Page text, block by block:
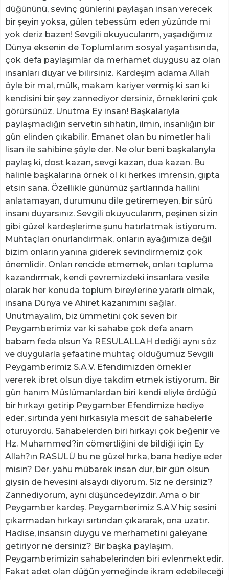
düğününü, sevinç günlerini paylaşan insan verecek
bir şeyin yoksa, gülen tebessüm eden yüzünde mi
yok deriz bazen! Sevgili okuyucularım, yaşadığımız
Dünya eksenin de Toplumlarım sosyal yaşantısında,
çok defa paylaşımlar da merhamet duygusu az olan
insanları duyar ve bilirsiniz. Kardeşim adama Allah
öyle bir mal, mülk, makam kariyer vermiş ki san ki
kendisini bir şey zannediyor dersiniz, örneklerini çok
görürsünüz. Unutma Ey insan! Başkalarıyla
paylaşmadığın servetin sıhhatin, ilmin, insanlığın bir
gün elinden çıkabilir. Emanet olan bu nimetler hali
lisan ile sahibine şöyle der. Ne olur beni başkalarıyla
paylaş ki, dost kazan, sevgi kazan, dua kazan. Bu
halinle başkalarına örnek ol ki herkes imrensin, gıpta
etsin sana. Özellikle günümüz şartlarında hallini
anlatamayan, durumunu dile getiremeyen, bir sürü
insanı duyarsınız. Sevgili okuyucularım, peşinen sizin
gibi güzel kardeşlerime şunu hatırlatmak istiyorum.
Muhtaçları onurlandırmak, onların ayağımıza değil
bizim onların yanına giderek sevindirmemiz çok
önemlidir. Onları rencide etmemek, onları topluma
kazandırmak, kendi çevremizdeki insanlara vesile
olarak her konuda toplum bireylerine yararlı olmak,
insana Dünya ve Ahiret kazanımını sağlar.
Unutmayalım, biz ümmetini çok seven bir
Peygamberimiz var ki sahabe çok defa anam
babam feda olsun Ya RESULALLAH dediği aynı söz
ve duygularla şefaatine muhtaç olduğumuz Sevgili
Peygamberimiz S.A.V. Efendimizden örnekler
vererek ibret olsun diye takdim etmek istiyorum. Bir
gün hanım Müslümanlardan biri kendi eliyle ördüğü
bir hırkayı getirip Peygamber Efendimize hediye
eder, sırtında yeni hırkasıyla mescit de sahabelerle
oturuyordu. Sahabelerden biri hırkayı çok beğenir ve
Hz. Muhammed?in cömertliğini de bildiği için Ey
Allah?ın RASULÜ bu ne güzel hırka, bana hediye eder
misin? Der. yahu mübarek insan dur, bir gün olsun
giysin de hevesini alsaydı diyorum. Siz ne dersiniz?
Zannediyorum, aynı düşüncedeyizdir. Ama o bir
Peygamber kardeş. Peygamberimiz S.A.V hiç sesini
çıkarmadan hırkayı sırtından çıkararak, ona uzatır.
Hadise, insansın duygu ve merhametini galeyane
getiriyor ne dersiniz? Bir başka paylaşım,
Peygamberimizin sahabelerinden biri evlenmektedir.
Fakat adet olan düğün yemeğinde ikram edebileceği